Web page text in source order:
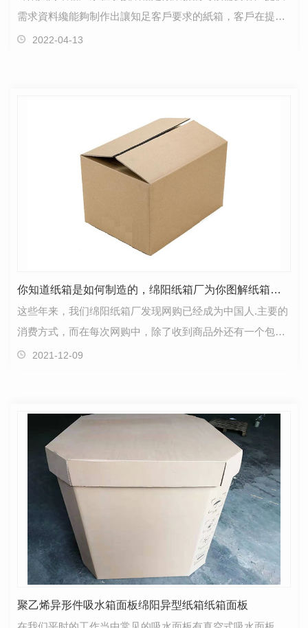
需求資料纔能夠制作出讓知足客戶要求的紙箱，客戶在提供
資料的時候.好要具體齊全。1、尺寸提供內裝物的長度…
2022-04-13
你知道纸箱是如何制造的，绵阳纸箱厂为你图解纸箱制造过程，长见识了
这些年来，我们绵阳纸箱厂发现网购已经成为中国人.主要的
消费方式，而在每次网购中，除了收到商品外还有一个包装
纸箱，长时间不清理家里就会到处都是纸箱。据统计…
2021-12-09
聚乙烯异形件吸水箱面板绵阳异型纸箱纸箱面板